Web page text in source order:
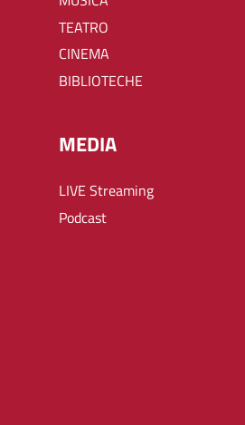
TEATRO
CINEMA
BIBLIOTECHE
MEDIA
LIVE Streaming
Podcast